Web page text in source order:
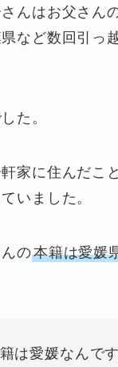
んはお父さん
など数回引っ
た。
家に住んだこ
いました。
の本籍は愛媛
籍は愛媛なんで